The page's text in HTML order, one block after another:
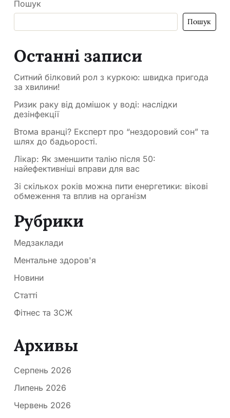
Пошук
Пошук
Останні записи
Ситний білковий рол з куркою: швидка пригода
за хвилини!
Ризик раку від домішок у воді: наслідки
дезінфекції
Втома вранці? Експерт про “нездоровий сон” та
шлях до бадьорості.
Лікар: Як зменшити талію після 50:
найефективніші вправи для вас
Зі скількох років можна пити енергетики: вікові
обмеження та вплив на організм
Рубрики
Медзаклади
Ментальне здоров'я
Новини
Статті
Фітнес та ЗСЖ
Архивы
Серпень 2026
Липень 2026
Червень 2026